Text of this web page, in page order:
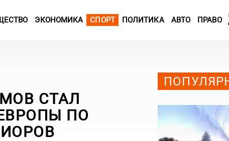
ЭКОНОМИКА СПОРТ ПОЛИТИКА АВТО ПРАВО
СТАЛ
ПО